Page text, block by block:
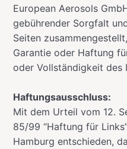
European Aerosols
gebührender Sorgfalt
Seiten
Garantie oder Haftung
oder Vollständigkeit des
Haftungsausschluss:
Mit dem Urteil vom 12.
85/99 “Haftung für
Hamburg entschieden,